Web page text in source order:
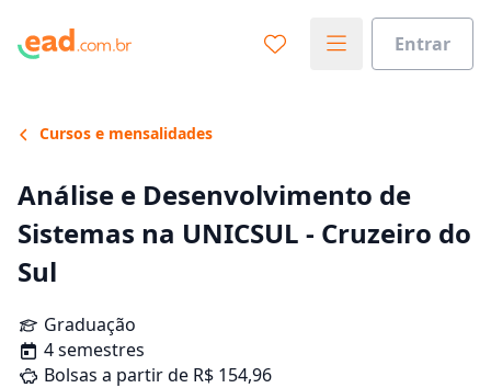
Entrar
Cursos e mensalidades
Análise e Desenvolvimento de
Sistemas na UNICSUL - Cruzeiro do
Sul
Graduação
4 semestres
Bolsas a partir de R$ 154,96